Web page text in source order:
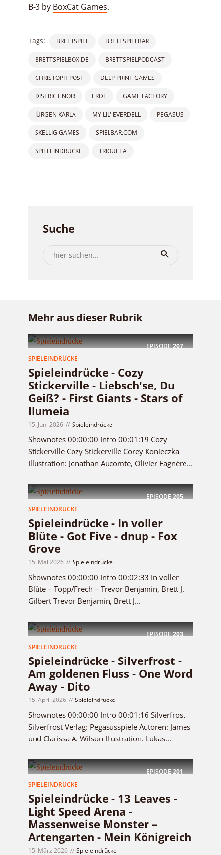
B-3 by BoxCat Games.
Tags: BRETTSPIEL BRETTSPIELBAR
BRETTSPIELBOX.DE BRETTSPIELPODCAST
CHRISTOPH POST DEEP PRINT GAMES
DISTRICT NOIR ERDE GAME FACTORY
JÜRGEN KARLA MY LIL' EVERDELL PEGASUS
SKELLIG GAMES SPIELBAR.COM
SPIELEINDRÜCKE TRIQUETA
Suche
Mehr aus dieser Rubrik
EPISODE207
SPIELEINDRÜCKE
Spieleindrücke - Cozy
Stickerville - Liebsch'se, Du
Geiß? - First Giants - Stars of
Ilumeia
15. Juni 2026 Spieleindrücke
Shownotes 00:00:00 Intro 00:01:19 Cozy
Stickerville Cozy Stickerville Corey Konieczka
Illustration: Jonathan Aucomte, Olivier Fagnère...
EPISODE205
SPIELEINDRÜCKE
Spieleindrücke - In voller
Blüte - Got Five - dnup - Fox
Grove
15. Mai 2026 Spieleindrücke
Shownotes 00:00:00 Intro 00:02:33 In voller
Blüte – Topp/Frech – Trevor Benjamin, Brett J.
Gilbert Trevor Benjamin, Brett J...
EPISODE203
SPIELEINDRÜCKE
Spieleindrücke - Silverfrost -
Am goldenen Fluss - One Word
Away - Dito
15. April 2026 Spieleindrücke
Shownotes 00:00:00 Intro 00:01:16 Silverfrost
Silverfrost Verlag: Pegasusspiele Autoren: James
und Clarissa A. Wilson Illustration: Lukas...
EPISODE201
SPIELEINDRÜCKE
Spieleindrücke - 13 Leaves -
Light Speed Arena -
Massenweise Monster –
Artengarten - Mein Königreich
15. März 2026 Spieleindrücke